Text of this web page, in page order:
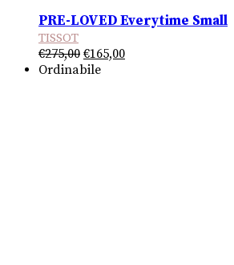
PRE-LOVED Everytime Small
TISSOT
€275,00 Il
prezzo
€165,00Il
Ordinabile